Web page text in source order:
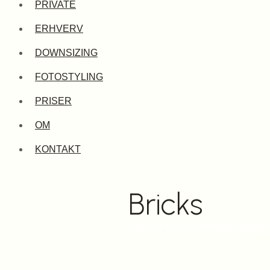
PRIVATE
ERHVERV
DOWNSIZING
FOTOSTYLING
PRISER
OM
KONTAKT
Bricks